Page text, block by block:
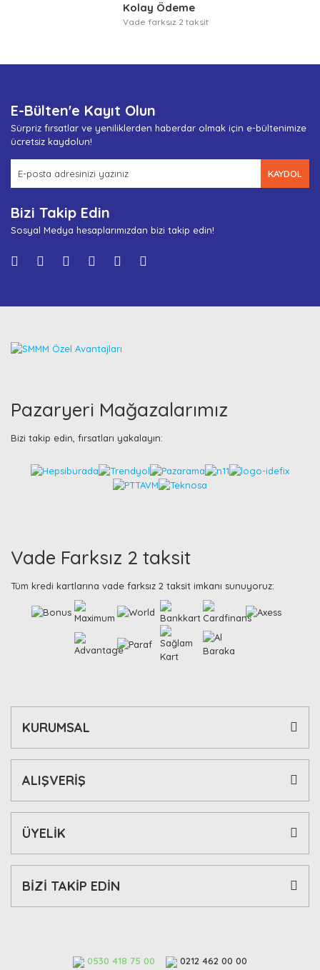
Kolay Ödeme
Vade farksız 2 taksit
E-Bülten'e Kayıt Olun
Sürpriz fırsatlar ve yeniliklerden haberdar olmak için e-bültenimize
ücretsiz kaydolun!
KAYDOL
Bizi Takip Edin
Sosyal Medya hesaplarımızdan bizi takip edin!
Pazaryeri Mağazalarımız
Bizi takip edin, fırsatları yakalayın:
Vade Farksız 2 taksit
Tüm kredi kartlarına vade farksız 2 taksit imkanı sunuyoruz:
KURUMSAL
ALIŞVERİŞ
ÜYELİK
BİZİ TAKİP EDİN
0530 418 75 00 0212 462 00 00